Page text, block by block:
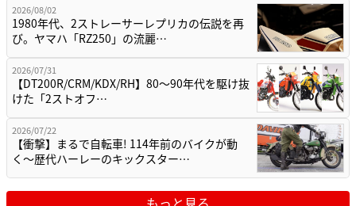
2026/08/02
1980年代、2ストレーサーレプリカの伝説を再
び。ヤマハ「RZ250」の流麗…
2026/07/31
【DT200R/CRM/KDX/RH】80〜90年代を駆け抜
けた「2ストオフ…
2026/07/22
【衝撃】まるで自転車! 114年前のバイクが動
く〜歴代ハーレーのキックスター…